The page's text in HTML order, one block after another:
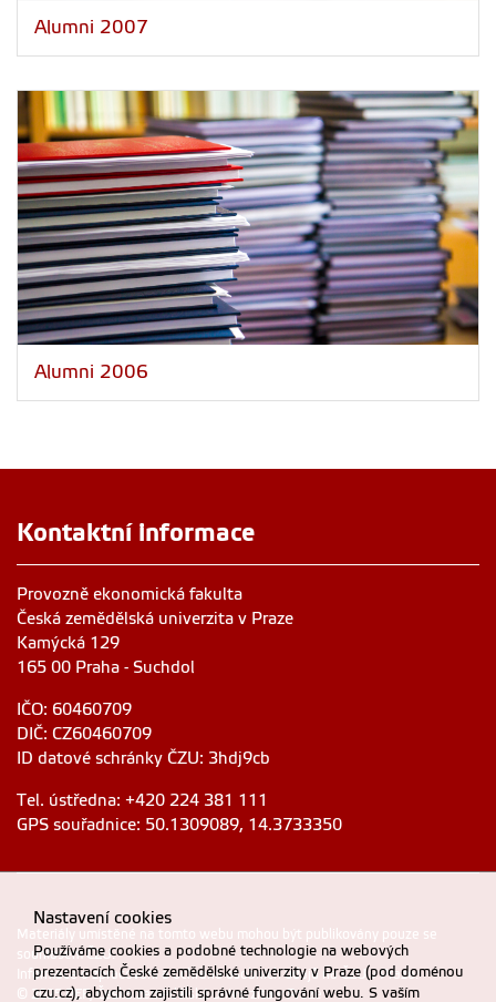
Alumni 2007
Alumni 2006
Kontaktní informace
Provozně ekonomická fakulta
Česká zemědělská univerzita v Praze
Kamýcká 129
165 00 Praha - Suchdol
IČO: 60460709
DIČ: CZ60460709
ID datové schránky ČZU: 3hdj9cb
Tel. ústředna: +420 224 381 111
GPS souřadnice: 50.1309089, 14.3733350
Materiály umístěné na tomto webu mohou být publikovány pouze se
souhlasem ČZU.
Informace o zpracování a ochraně osobních údajů na ČZU v Praze.
© 2025 PEF, Česká zemědělská univerzita v Praze
Nastavení cookies
Používáme cookies a podobné technologie na webových
prezentacích České zemědělské univerzity v Praze (pod doménou
czu.cz), abychom zajistili správné fungování webu. S vaším